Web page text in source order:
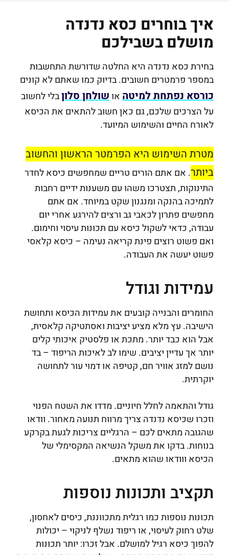
איך בוחרים כסא נדנדה
מושלם בשבילכם
בחירת כסא נדנדה היא החלטה שדורשת התחשבות
במספר פרמטרים חשובים. בדיוק כמו שאתם לא קונים
כורסא נפתחת למיטהאושולחן סלוןבלי לחשוב
על הצרכים שלכם, גם כאן חשוב להתאים את הכיסא
לאורח החיים והשימוש המיועד.
מטרת השימוש היא הפרמטר הראשון והחשוב
ביותר. אם אתם הורים טריים שמחפשים כיסא לחדר
התינוקות, תצטרכו משהו עם משענות ידיים רחבות
לתמיכה בהנקה ומנגנון שקט במיוחד. אם אתם
מחפשים פתרון לכאבי גב ורצים להירגע אחרי יום
עבודה, כדאי לשקול כיסא עם תכונות עיסוי וחימום.
ואם פשוט רוצים פינת קריאה נעימה – כיסא קלאסי
פשוט יעשה את העבודה.
עמידות וגודל
החומרים והבנייה קובעים את עמידות הכיסא ותחושת
הישיבה. עץ מלא מציע יציבות ואסתטיקה קלאסית,
אבל הוא כבד יותר. מתכת או פלסטיק איכותי קלים
יותר אך עדיין יציבים. שימו לב לאיכות הריפוד – בד
נושם למזג אוויר חם, קטיפה או דמוי עור לתחושה
יוקרתית.
גודל והתאמה לחלל חיוניים. מדדו את השטח הפנוי
וזכרו שכיסא נדנדה צריך מרווח תנועה מאחור. וודאו
שהגובה מתאים לכם – הרגליים צריכות לגעת בקרקע
בנוחות. בדקו את משקל הנשיאה המקסימלי של
הכיסא ווודאו שהוא מתאים.
תקציב ותכונות נוספות
תכונות נוספות כמו רגלית מתכווננת, כיסים לאחסון,
שלט רחוק לעיסוי, או ריפוד נשלף לניקוי – יכולות
להפוך כיסא רגיל למושלם. אבל זכרו: יותר תכונות